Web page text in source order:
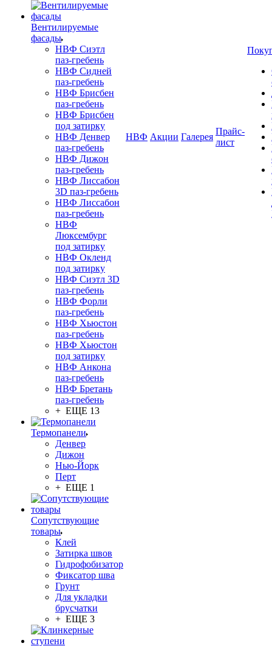
Вентилируемые
фасады
НВФ Сиэтл
паз-гребень
НВФ Сидней
паз-гребень
НВФ Брисбен
паз-гребень
НВФ Брисбен
под затирку
НВФ Денвер
паз-гребень
НВФ Дижон
паз-гребень
НВФ Лиссабон
3D паз-гребень
НВФ Лиссабон
паз-гребень
НВФ
Люксембург
под затирку
НВФ Окленд
под затирку
НВФ Сиэтл 3D
паз-гребень
НВФ Форли
паз-гребень
НВФ Хьюстон
паз-гребень
НВФ Хьюстон
под затирку
НВФ Анкона
паз-гребень
НВФ Бретань
паз-гребень
+ ЕЩЕ 13
Термопанели
Денвер
Дижон
Нью-Йорк
Перт
+ ЕЩЕ 1
Сопутствующие
товары
Клей
Затирка швов
Гидрофобизатор
Фиксатор шва
Грунт
Для укладки
брусчатки
+ ЕЩЕ 3
НВФ Акции Галерея
Прайс-
лист